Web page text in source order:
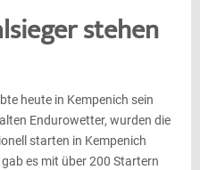
stehen
heute in Kempenich sein
Endurowetter, wurden die
starten in Kempenich
es mit über 200 Startern